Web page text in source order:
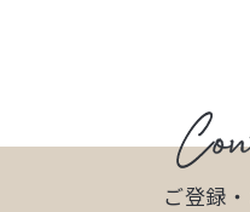
ご登録